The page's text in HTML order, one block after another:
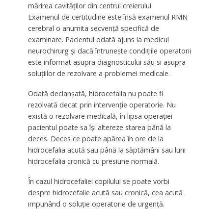
mărirea cavităților din centrul creierului.
Examenul de certitudine este însă examenul RMN
cerebral o anumita secvență specifică de
examinare. Pacientul odată ajuns la medicul
neurochirurg și dacă întrunește condițiile operatorii
este informat asupra diagnosticului său si asupra
soluțiilor de rezolvare a problemei medicale.
Odată declanșată, hidrocefalia nu poate fi
rezolvată decat prin intervenție operatorie. Nu
există o rezolvare medicală, în lipsa operației
pacientul poate sa își altereze starea până la
deces. Deces ce poate apărea în ore de la
hidrocefalia acută sau până la săptămâni sau luni
hidrocefalia cronică cu presiune normală.
În cazul hidrocefaliei copilului se poate vorbi
despre hidrocefalie acută sau cronică, cea acută
impunând o soluție operatorie de urgență.